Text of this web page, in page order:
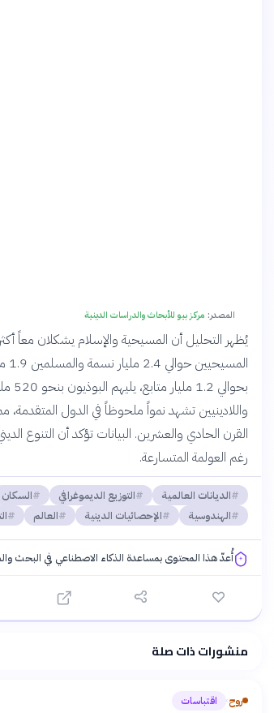
المصدر: مركز بيو للأبحاث والدراسات الدينية
واللادينيين تشهد نمواً ملحوظاً في الدول
القرن الحادي والعشرين. البيانات تؤكد أن التنوع
رغم العولمة المتسارعة.
الديانات العالمية التوزيع الديموغرافي السكان
الهندوسية
الإحصائيات الدينية العالم
أُعدّ هذا المحتوى بمساعدة الذكاء الاصطناعي في البحث
منشورات ذات صلة
روح› اقتباسات